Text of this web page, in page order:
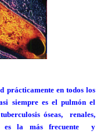
prácticamente en todos los
siempre es el pulmón el
óseas,
renales,
es la más frecuente
y